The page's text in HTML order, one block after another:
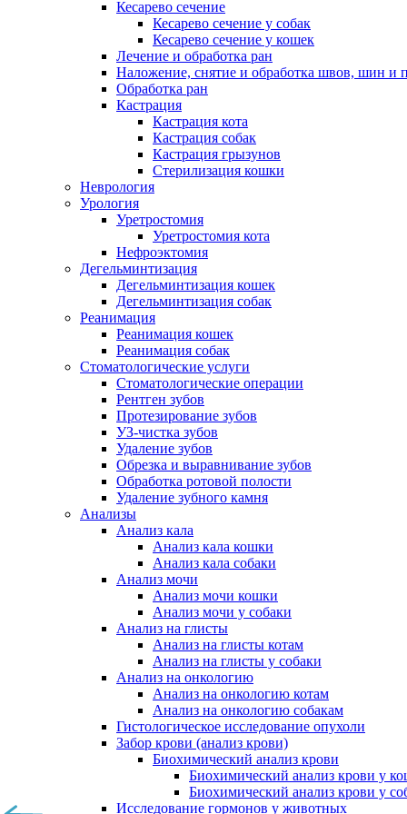
Кесарево сечение
Кесарево сечение у собак
Кесарево сечение у кошек
Лечение и обработка ран
Наложение, снятие и обработка швов, шин и
Обработка ран
Кастрация
Кастрация кота
Кастрация собак
Кастрация грызунов
Стерилизация кошки
Неврология
Урология
Уретростомия
Уретростомия кота
Нефроэктомия
Дегельминтизация
Дегельминтизация кошек
Дегельминтизация собак
Реанимация
Реанимация кошек
Реанимация собак
Стоматологические услуги
Стоматологические операции
Рентген зубов
Протезирование зубов
УЗ-чистка зубов
Удаление зубов
Обрезка и выравнивание зубов
Обработка ротовой полости
Удаление зубного камня
Анализы
Анализ кала
Анализ кала кошки
Анализ кала собаки
Анализ мочи
Анализ мочи кошки
Анализ мочи у собаки
Анализ на глисты
Анализ на глисты котам
Анализ на глисты у собаки
Анализ на онкологию
Анализ на онкологию котам
Анализ на онкологию собакам
Гистологическое исследование опухоли
Забор крови (анализ крови)
Биохимический анализ крови
Биохимический анализ крови у
Биохимический анализ крови у
Исследование гормонов у животных